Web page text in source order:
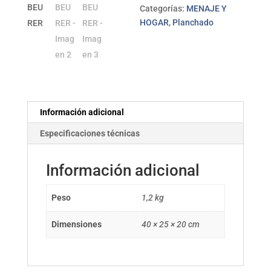
Categorías: MENAJE Y
HOGAR, Planchado
Información adicional
Especificaciones técnicas
Información adicional
Peso 1,2 kg
Dimensiones 40 × 25 × 20 cm